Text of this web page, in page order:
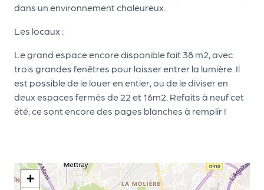
dans un environnement chaleureux.
Les locaux :
Le grand espace encore disponible fait 38 m2, avec
trois grandes fenêtres pour laisser entrer la lumière. Il
est possible de le louer en entier, ou de le diviser en
deux espaces fermés de 22 et 16m2. Refaits à neuf cet
été, ce sont encore des pages blanches à remplir !
+
N
os
se
rvi
ce
s
k